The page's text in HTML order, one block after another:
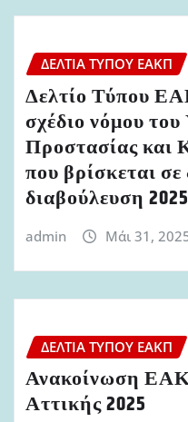
ΔΕΛΤΊΑ ΤΎΠΟΥ ΕΑΚΠ
Δελτίο Τύπου
σχέδιο νόμου
Προστασίας και
που βρίσκεται
διαβούλευση 2025
admin Μάι 31,
ΔΕΛΤΊΑ ΤΎΠΟΥ ΕΑΚΠ
Ανακοίνωση
Αττικής 2025